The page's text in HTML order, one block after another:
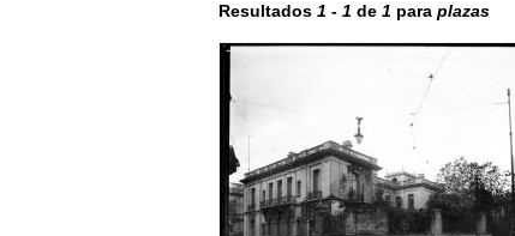
Resultados 1 - 1 de 1 para plazas